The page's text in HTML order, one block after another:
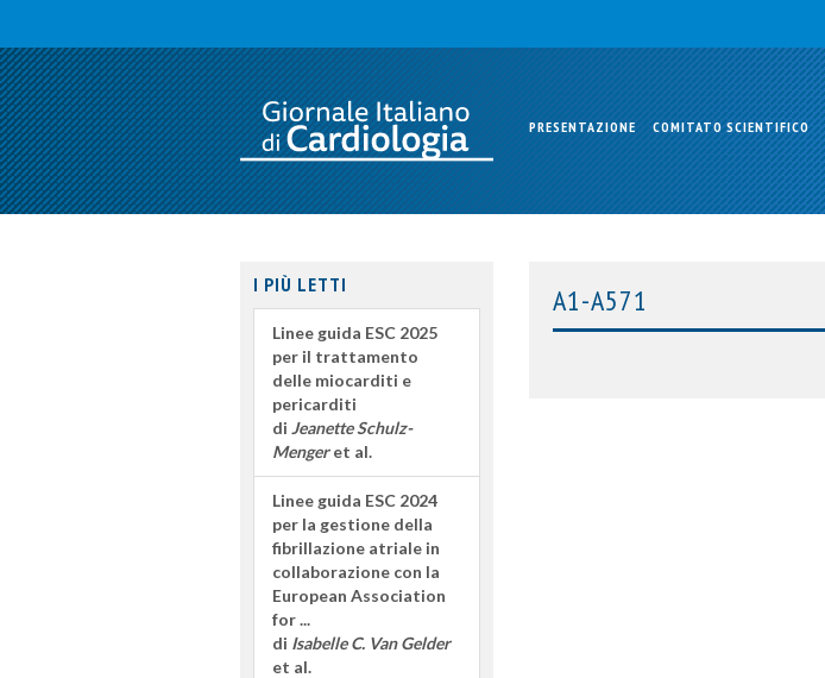
PRESENTAZIONE COMITATO SCIENTIFICO
A1-A571
I PIÙ LETTI
Linee guida ESC 2025
per il trattamento
delle miocarditi e
pericarditi
di Jeanette Schulz-
Mengeret al.
Linee guida ESC 2024
per la gestione della
fibrillazione atriale in
collaborazione con la
European Association
for ...
di Isabelle C. Van Gelder
et al.